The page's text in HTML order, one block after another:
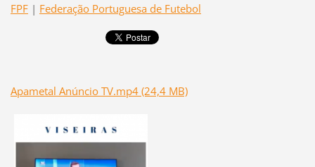
FPF | Federação Portuguesa de Futebol
Apametal Anúncio TV.mp4 (24,4 MB)